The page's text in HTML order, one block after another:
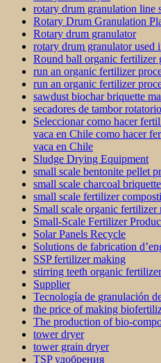
rotary drum granulation line
Rotary Drum Granulation
Rotary drum granulator
rotary drum granulator used
Round ball organic fertilizer
run an organic fertilizer
run an organic fertilizer
sawdust biochar briquette
secadores de tambor rotatorio
Seleccionar como hacer
vaca en Chile como hacer
vaca en Chile
Sludge Drying Equipment
small scale bentonite pellet
small scale charcoal
small scale fertilizer
Small scale organic fertilizer
Small-Scale Fertilizer
Solar Panels Recycle
Solutions de fabrication
SSP fertilizer making
stirring teeth organic
Supplier
Tecnología de granulación
the price of making
The production of bio-
tower dryer
tower grain dryer
TSP удобрения